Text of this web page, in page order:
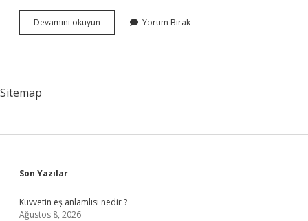
Devamını okuyun
Aşırı
Yorum Bırak
Sitemap
Sidebar
Son Yazılar
Kuvvetin eş anlamlısı nedir ?
Ağustos 8, 2026